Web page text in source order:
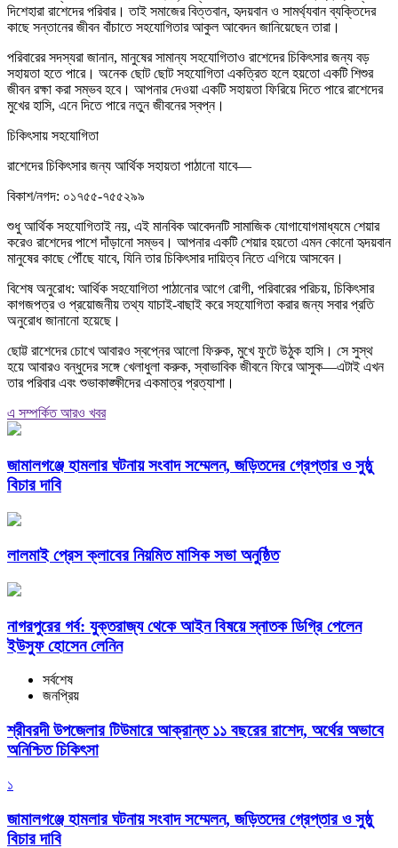
দিশেহারা রাশেদের পরিবার। তাই সমাজের বিত্তবান, হৃদয়বান ও সামর্থ্যবান ব্যক্তিদের
কাছে সন্তানের জীবন বাঁচাতে সহযোগিতার আকুল আবেদন জানিয়েছেন তারা।
পরিবারের সদস্যরা জানান, মানুষের সামান্য সহযোগিতাও রাশেদের চিকিৎসার জন্য বড়
সহায়তা হতে পারে। অনেক ছোট ছোট সহযোগিতা একত্রিত হলে হয়তো একটি শিশুর
জীবন রক্ষা করা সম্ভব হবে। আপনার দেওয়া একটি সহায়তা ফিরিয়ে দিতে পারে রাশেদের
মুখের হাসি, এনে দিতে পারে নতুন জীবনের স্বপ্ন।
চিকিৎসায় সহযোগিতা
রাশেদের চিকিৎসার জন্য আর্থিক সহায়তা পাঠানো যাবে—
বিকাশ/নগদ: ০১৭৫৫-৭৫৫২৯৯
শুধু আর্থিক সহযোগিতাই নয়, এই মানবিক আবেদনটি সামাজিক যোগাযোগমাধ্যমে শেয়ার
করেও রাশেদের পাশে দাঁড়ানো সম্ভব। আপনার একটি শেয়ার হয়তো এমন কোনো হৃদয়বান
মানুষের কাছে পৌঁছে যাবে, যিনি তার চিকিৎসার দায়িত্ব নিতে এগিয়ে আসবেন।
বিশেষ অনুরোধ: আর্থিক সহযোগিতা পাঠানোর আগে রোগী, পরিবারের পরিচয়, চিকিৎসার
কাগজপত্র ও প্রয়োজনীয় তথ্য যাচাই-বাছাই করে সহযোগিতা করার জন্য সবার প্রতি
অনুরোধ জানানো হয়েছে।
ছোট্ট রাশেদের চোখে আবারও স্বপ্নের আলো ফিরুক, মুখে ফুটে উঠুক হাসি। সে সুস্থ
হয়ে আবারও বন্ধুদের সঙ্গে খেলাধুলা করুক, স্বাভাবিক জীবনে ফিরে আসুক—এটাই এখন
তার পরিবার এবং শুভাকাঙ্ক্ষীদের একমাত্র প্রত্যাশা।
এ সম্পর্কিত আরও খবর
জামালগঞ্জে হামলার ঘটনায় সংবাদ সম্মেলন, জড়িতদের গ্রেপ্তার ও সুষ্ঠু
বিচার দাবি
লালমাই প্রেস ক্লাবের নিয়মিত মাসিক সভা অনুষ্ঠিত
নাগরপুরের গর্ব: যুক্তরাজ্য থেকে আইন বিষয়ে স্নাতক ডিগ্রি পেলেন
ইউসুফ হোসেন লেনিন
সর্বশেষ
জনপ্রিয়
শ্রীবরদী উপজেলার টিউমারে আক্রান্ত ১১ বছরের রাশেদ, অর্থের অভাবে
অনিশ্চিত চিকিৎসা
১
জামালগঞ্জে হামলার ঘটনায় সংবাদ সম্মেলন, জড়িতদের গ্রেপ্তার ও সুষ্ঠু
বিচার দাবি